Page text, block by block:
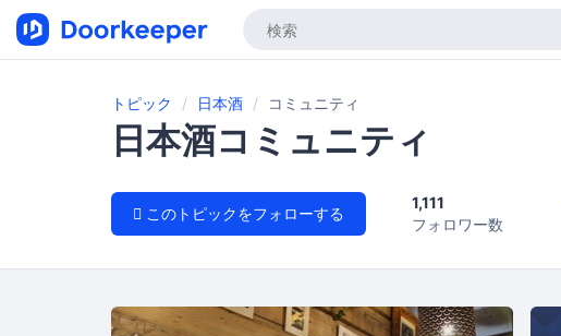
トピック 日本酒 コミュニティ
日本酒コミュニティ
このトピックをフォローする
1,111
フォロワー数